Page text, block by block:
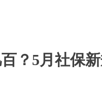
？5月社保